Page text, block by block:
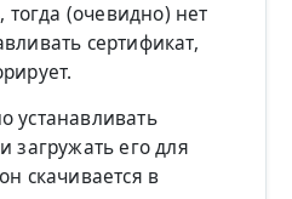
тогда (очевидно) нет
сертификат,
устанавливать
загружать его для
скачивается в